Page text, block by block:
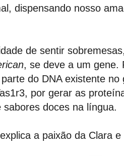
dispensando nosso
de sentir
, se deve a um gene.
do DNA existente no
por gerar as
sabores doces na língua.
a paixão da Clara